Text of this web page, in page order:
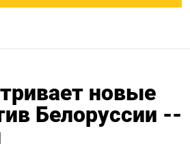
новые
Белоруссии --